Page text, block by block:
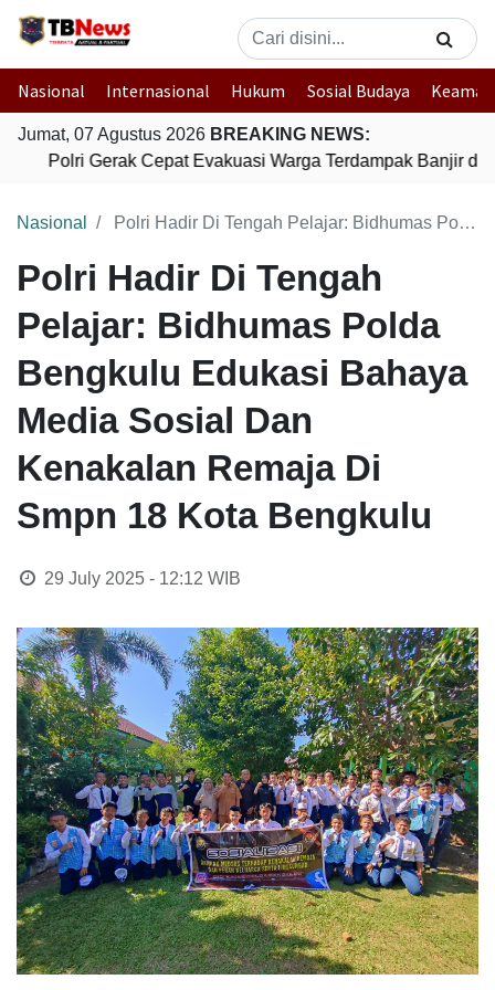
Nasional Internasional Hukum Sosial Budaya
Jumat, 07 Agustus 2026 BREAKING NEWS:
Polri Gerak Cepat Evakuasi Warga Terdampak Banjir di
Nasional Polri Hadir Di Tengah Pelajar: Bidhumas Polda Bengkulu Edukasi Bahaya Media Sosial Dan Kenakalan Remaja Di Smpn 18 Kota Bengkulu
Polri Hadir Di Tengah
Pelajar: Bidhumas Polda
Bengkulu Edukasi Bahaya
Media Sosial Dan
Kenakalan Remaja Di
Smpn 18 Kota Bengkulu
29 July 2025 - 12:12 WIB